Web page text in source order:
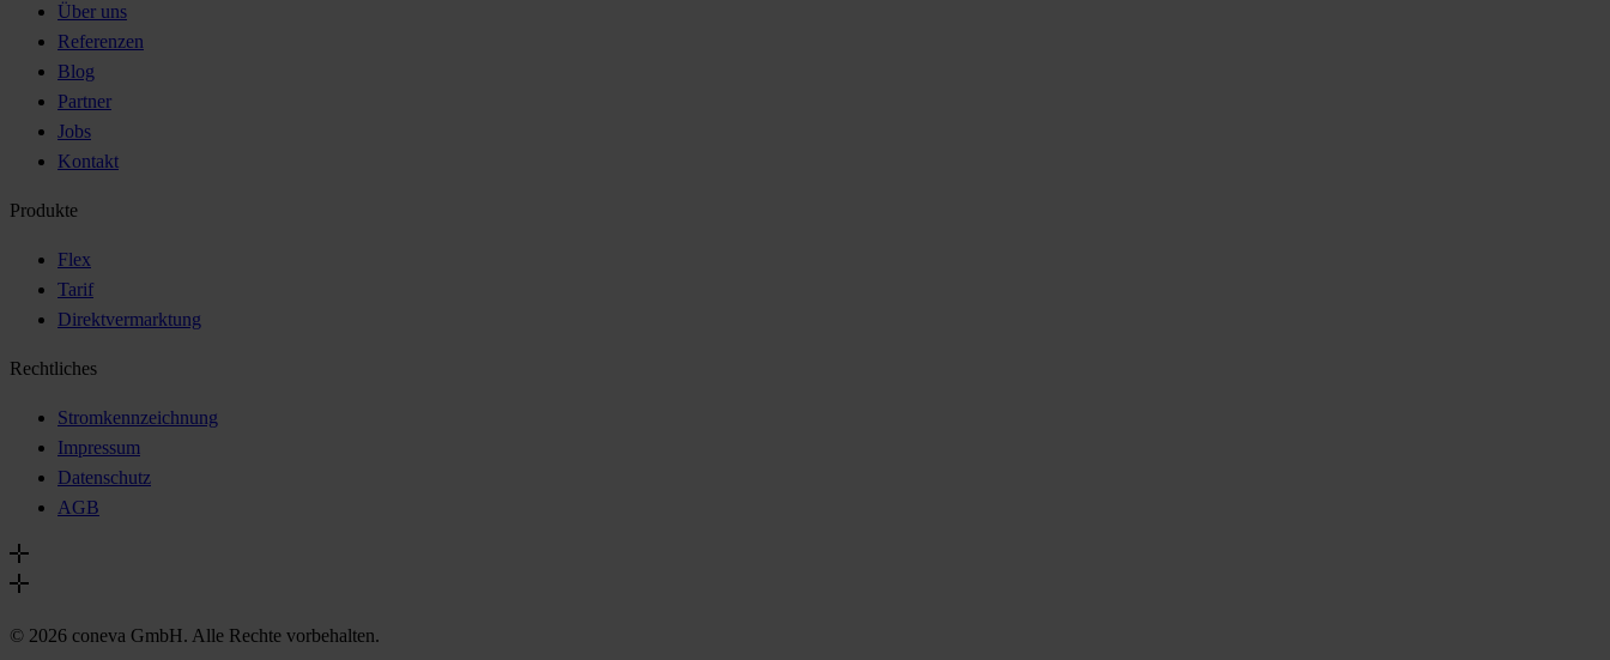
Über uns
Referenzen
Blog
Partner
Jobs
Kontakt
Produkte
Flex
Tarif
Direktvermarktung
Rechtliches
Stromkennzeichnung
Impressum
Datenschutz
AGB
© 2026 coneva GmbH. Alle Rechte vorbehalten.